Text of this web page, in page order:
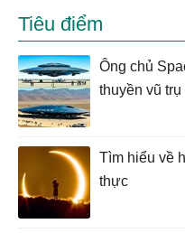
Tiêu điểm
Ông chủ
thuyền vũ
Tìm hiểu về
thực